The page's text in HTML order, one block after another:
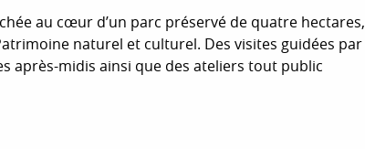
au cœur d’un parc préservé de quatre hectares,
naturel et culturel. Des visites guidées par
après-midis ainsi que des ateliers tout public